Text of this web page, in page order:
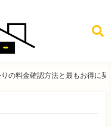
の料金確認方法と最もお得に